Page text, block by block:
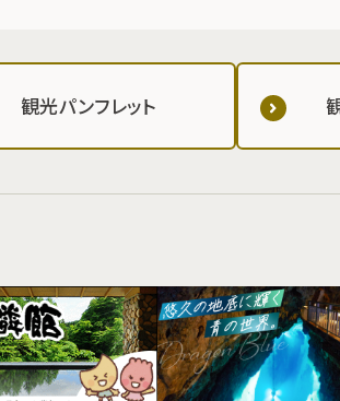
観光パンフレット